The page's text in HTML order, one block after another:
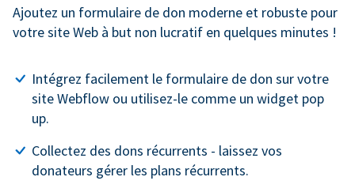
Ajoutez un formulaire de don moderne et robuste pour
votre site Web à but non lucratif en quelques minutes !
Intégrez facilement le formulaire de don sur votre
site Webflow ou utilisez-le comme un widget pop
up.
Collectez des dons récurrents - laissez vos
donateurs gérer les plans récurrents.